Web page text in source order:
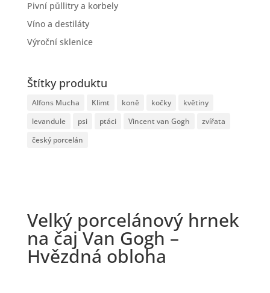
Pivní půllitry a korbely
Víno a destiláty
Výroční sklenice
Štítky produktu
Alfons Mucha Klimt koně kočky
květiny
levandule
psi ptáci Vincent van Gogh
zvířata
český porcelán
Velký porcelánový hrnek
na čaj Van Gogh –
Hvězdná obloha